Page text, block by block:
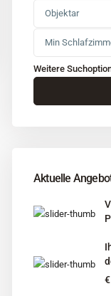
Objektar
Min
Weitere
Aktuelle